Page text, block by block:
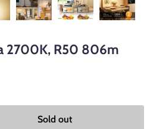
2700K, R50 806m
Sold out